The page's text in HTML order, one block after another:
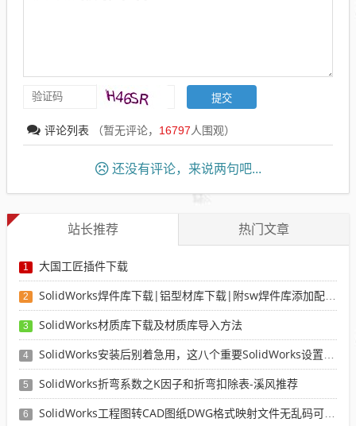
评论列表 （暂无评论， 16797人围观）
还没有评论，来说两句吧...
站长推荐 热门文章
1 大国工匠插件下载
2 SolidWorks焊件库下载|铝型材库下载|附sw焊件库添加配置使用教程
3 SolidWorks材质库下载及材质库导入方法
4 SolidWorks安装后别着急用，这八个重要SolidWorks设置可以提高你的画图效率
5 SolidWorks折弯系数之K因子和折弯扣除表-溪风推荐
6 SolidWorks工程图转CAD图纸DWG格式映射文件无乱码可分层-溪风亲测推荐